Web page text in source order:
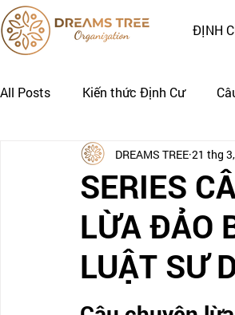
ĐỊNH
All Posts Kiến thức Định Cư
Nhật Ký Định Cư của Khách Hàng
SERIES
LỪA ĐẢO
LUẬT SƯ
DREAMS TREE 21 thg